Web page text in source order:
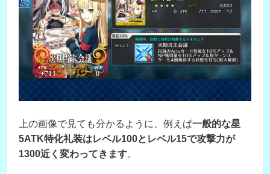
上の画像で見ても分かるように、例えば一般的な星
5ATK特化礼装はレベル100とレベル15で攻撃力が
1300近く変わってきます。